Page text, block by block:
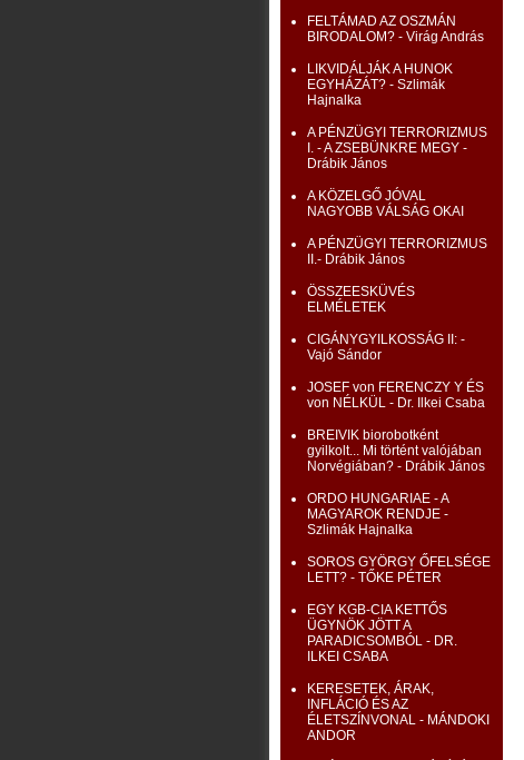
FELTÁMAD AZ OSZMÁN
BIRODALOM? - Virág András
LIKVIDÁLJÁK A HUNOK
EGYHÁZÁT? - Szlimák
Hajnalka
A PÉNZÜGYI TERRORIZMUS
I. - A ZSEBÜNKRE MEGY -
Drábik János
A KÖZELGŐ JÓVAL
NAGYOBB VÁLSÁG OKAI
A PÉNZÜGYI TERRORIZMUS
II.- Drábik János
ÖSSZEESKÜVÉS
ELMÉLETEK
CIGÁNYGYILKOSSÁG II: -
Vajó Sándor
JOSEF von FERENCZY Y ÉS
von NÉLKÜL - Dr. Ilkei Csaba
BREIVIK biorobotként
gyilkolt... Mi történt valójában
Norvégiában? - Drábik János
ORDO HUNGARIAE - A
MAGYAROK RENDJE -
Szlimák Hajnalka
SOROS GYÖRGY ŐFELSÉGE
LETT? - TŐKE PÉTER
EGY KGB-CIA KETTŐS
ÜGYNÖK JÖTT A
PARADICSOMBÓL - DR.
ILKEI CSABA
KERESETEK, ÁRAK,
INFLÁCIÓ ÉS AZ
ÉLETSZÍNVONAL - MÁNDOKI
ANDOR